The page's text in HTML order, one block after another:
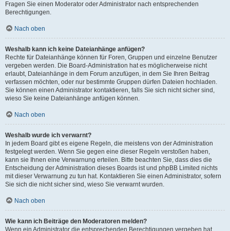
Fragen Sie einen Moderator oder Administrator nach entsprechenden
Berechtigungen.
Nach oben
Weshalb kann ich keine Dateianhänge anfügen?
Rechte für Dateianhänge können für Foren, Gruppen und einzelne Benutzer
vergeben werden. Die Board-Administration hat es möglicherweise nicht
erlaubt, Dateianhänge in dem Forum anzufügen, in dem Sie Ihren Beitrag
verfassen möchten, oder nur bestimmte Gruppen dürfen Dateien hochladen.
Sie können einen Administrator kontaktieren, falls Sie sich nicht sicher sind,
wieso Sie keine Dateianhänge anfügen können.
Nach oben
Weshalb wurde ich verwarnt?
In jedem Board gibt es eigene Regeln, die meistens von der Administration
festgelegt werden. Wenn Sie gegen eine dieser Regeln verstoßen haben,
kann sie Ihnen eine Verwarnung erteilen. Bitte beachten Sie, dass dies die
Entscheidung der Administration dieses Boards ist und phpBB Limited nichts
mit dieser Verwarnung zu tun hat. Kontaktieren Sie einen Administrator, sofern
Sie sich die nicht sicher sind, wieso Sie verwarnt wurden.
Nach oben
Wie kann ich Beiträge den Moderatoren melden?
Wenn ein Administrator die entsprechenden Berechtigungen vergeben hat,